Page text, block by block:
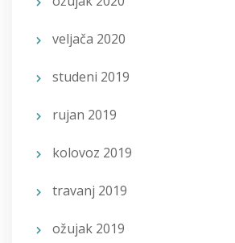
veljača 2020
studeni 2019
rujan 2019
kolovoz 2019
travanj 2019
ožujak 2019